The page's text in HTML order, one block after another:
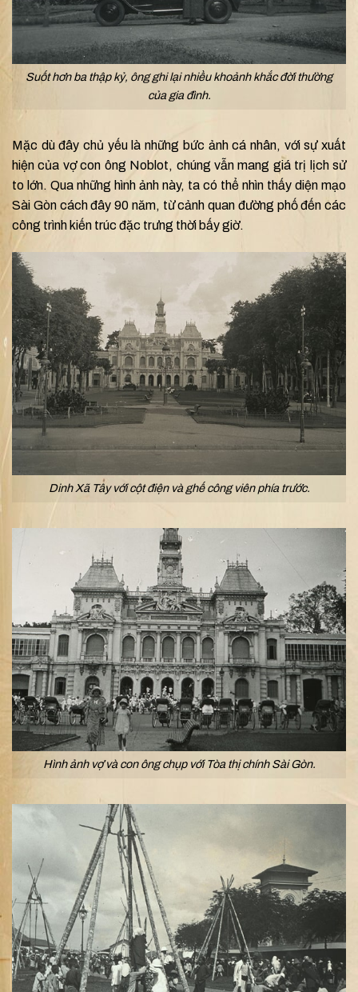
Suốt hơn ba thập kỷ, ông ghi lại nhiều khoảnh khắc đời thường
của gia đình.
Mặc dù đây chủ yếu là những bức ảnh cá nhân, với sự xuất
hiện của vợ con ông Noblot, chúng vẫn mang giá trị lịch sử
to lớn. Qua những hình ảnh này, ta có thể nhìn thấy diện mạo
Sài Gòn cách đây 90 năm, từ cảnh quan đường phố đến các
công trình kiến trúc đặc trưng thời bấy giờ.
Dinh Xã Tây với cột điện và ghế công viên phía trước.
Hình ảnh vợ và con ông chụp với Tòa thị chính Sài Gòn.